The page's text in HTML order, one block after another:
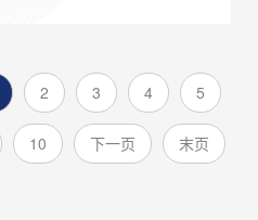
2 3 4 5
10 下一页 末页